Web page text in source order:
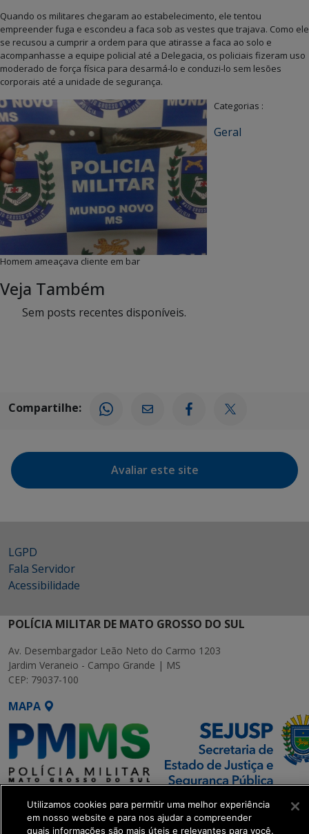
Quando os militares chegaram ao estabelecimento, ele tentou
empreender fuga e escondeu a faca sob as vestes que trajava. Como ele
se recusou a cumprir a ordem para que atirasse a faca ao solo e
acompanhasse a equipe policial até a Delegacia, os policiais fizeram uso
moderado de força física para desarmá-lo e conduzi-lo sem lesões
corporais até a unidade de segurança.
Homem ameaçava cliente em bar
Categorias :
Geral
Veja Também
Sem posts recentes disponíveis.
Compartilhe:
Avaliar este site
LGPD
Fala Servidor
Acessibilidade
POLÍCIA MILITAR DE MATO GROSSO DO SUL
Av. Desembargador Leão Neto do Carmo 1203
Jardim Veraneio - Campo Grande | MS
CEP: 79037-100
MAPA
SETDIG | Secretaria-Executiva
de Transformação Digital
Utilizamos cookies para permitir uma melhor experiência
em nosso website e para nos ajudar a compreender
quais informações são mais úteis e relevantes para você.